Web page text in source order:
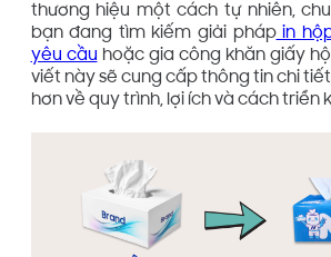
thương hiệu một cách tự nhiên,
bạn đang tìm kiếm giải phápin
yêu cầu hoặc gia công khăn giấy
viết này sẽ cung cấp thông tin chi
hơn về quy trình, lợi ích và cách triển